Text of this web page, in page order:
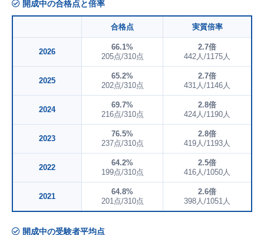
開成中の合格点と倍率
合格点 実質倍率
2026
66.1%
205点/310点
2.7倍
442人/1175人
2025
65.2%
202点/310点
2.7倍
431人/1146人
2024
69.7%
216点/310点
2.8倍
424人/1190人
2023
76.5%
237点/310点
2.8倍
419人/1193人
2022
64.2%
199点/310点
2.5倍
416人/1050人
2021
64.8%
201点/310点
2.6倍
398人/1051人
開成中の受験者平均点